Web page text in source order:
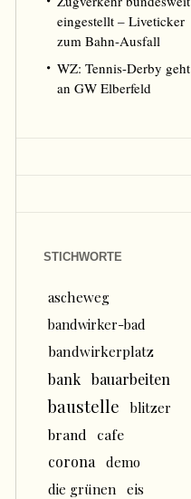
eingestellt – Liveticker
zum Bahn-Ausfall
WZ: Tennis-Derby geht
an GW Elberfeld
STICHWORTE
ascheweg
bandwirker-bad
bandwirkerplatz
bank bauarbeiten
baustelle blitzer
brand
cafe
corona
demo
die grünen
eis